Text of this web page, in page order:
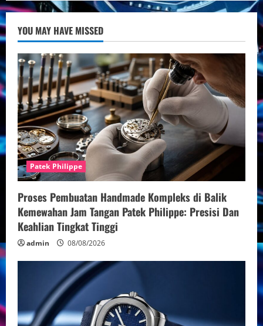
YOU MAY HAVE MISSED
Patek Philippe
Proses Pembuatan Handmade Kompleks di Balik
Kemewahan Jam Tangan Patek Philippe: Presisi Dan
Keahlian Tingkat Tinggi
admin 08/08/2026